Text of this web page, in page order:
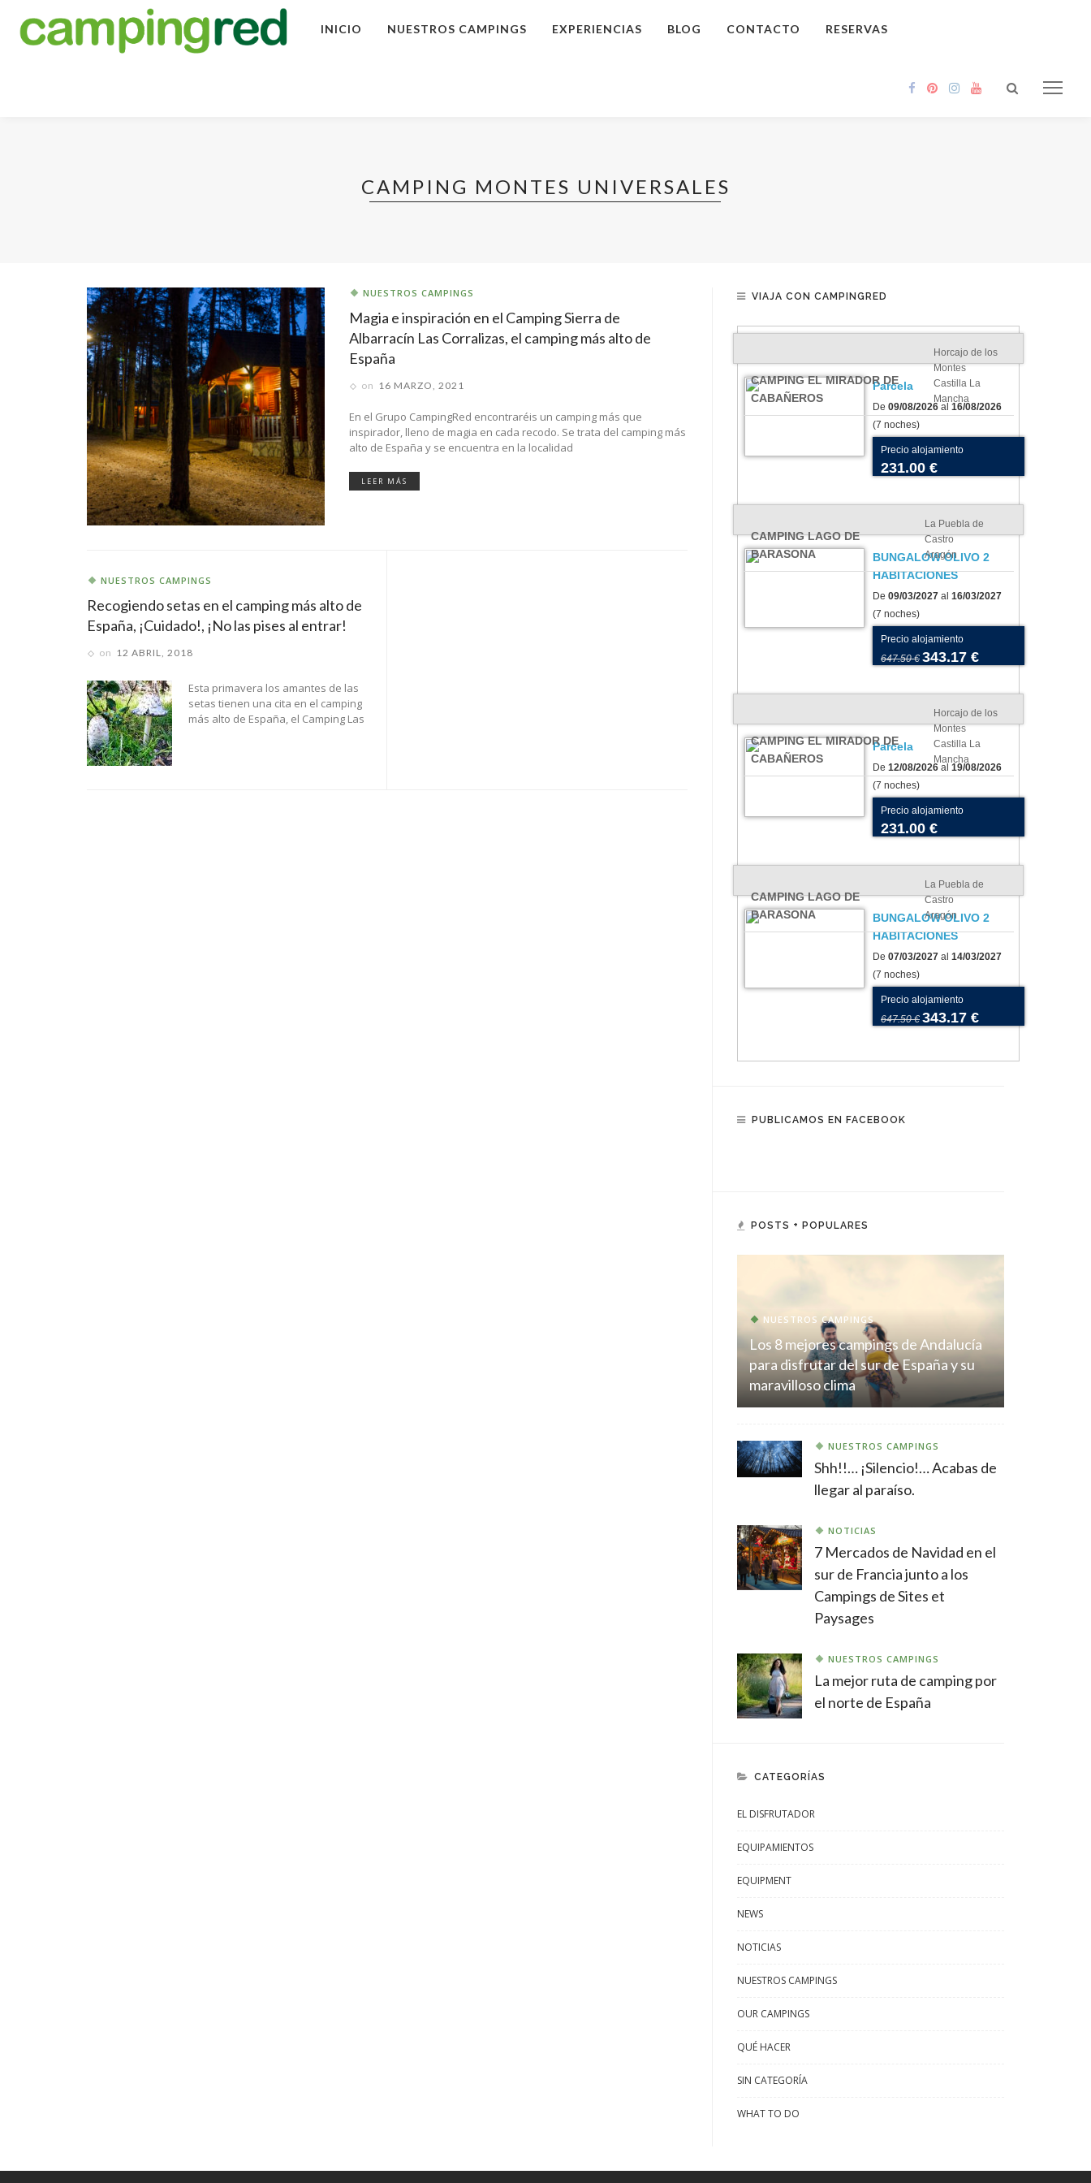
INICIO NUESTROS CAMPINGS EXPERIENCIAS BLOG CONTACTO RESERVAS
CAMPING MONTES UNIVERSALES
NUESTROS CAMPINGS
Magia e inspiración en el Camping Sierra de
Albarracín Las Corralizas, el camping más alto de
España
on 16 MARZO, 2021
En el Grupo CampingRed encontraréis un camping más que
inspirador, lleno de magia en cada recodo. Se trata del camping más
alto de España y se encuentra en la localidad
LEER MÁS
NUESTROS CAMPINGS
Recogiendo setas en el camping más alto de
España, ¡Cuidado!, ¡No las pises al entrar!
on 12 ABRIL, 2018
Esta primavera los amantes de las
setas tienen una cita en el camping
más alto de España, el Camping Las
VIAJA CON CAMPINGRED
CAMPING EL MIRADOR DE
CABAÑEROS
Horcajo de los
Montes
Castilla La
Mancha
Parcela
De 09/08/2026 al 16/08/2026
(7 noches)
Precio alojamiento
231.00 €
CAMPING LAGO DE
BARASONA
La Puebla de
Castro
Aragón
BUNGALOW OLIVO 2
HABITACIONES
De 09/03/2027 al 16/03/2027
(7 noches)
Precio alojamiento
647.50 € 343.17 €
CAMPING EL MIRADOR DE
CABAÑEROS
Horcajo de los
Montes
Castilla La
Mancha
Parcela
De 12/08/2026 al 19/08/2026
(7 noches)
Precio alojamiento
231.00 €
CAMPING LAGO DE
BARASONA
La Puebla de
Castro
Aragón
BUNGALOW OLIVO 2
HABITACIONES
De 07/03/2027 al 14/03/2027
(7 noches)
Precio alojamiento
647.50 € 343.17 €
PUBLICAMOS EN FACEBOOK
POSTS + POPULARES
NUESTROS CAMPINGS
Los 8 mejores campings de Andalucía
para disfrutar del sur de España y su
maravilloso clima
NUESTROS CAMPINGS
Shh!!… ¡Silencio!… Acabas de
llegar al paraíso.
NOTICIAS
7 Mercados de Navidad en el
sur de Francia junto a los
Campings de Sites et
Paysages
NUESTROS CAMPINGS
La mejor ruta de camping por
el norte de España
CATEGORÍAS
EL DISFRUTADOR
EQUIPAMIENTOS
EQUIPMENT
NEWS
NOTICIAS
NUESTROS CAMPINGS
OUR CAMPINGS
QUÉ HACER
SIN CATEGORÍA
WHAT TO DO